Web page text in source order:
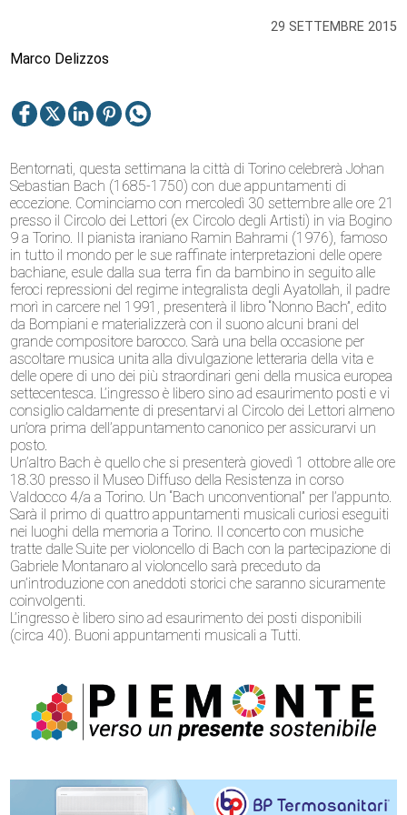
29 SETTEMBRE 2015
Marco Delizzos
Bentornati, questa settimana la città di Torino celebrerà Johan
Sebastian Bach (1685-1750) con due appuntamenti di
eccezione. Cominciamo con mercoledì 30 settembre alle ore 21
presso il Circolo dei Lettori (ex Circolo degli Artisti) in via Bogino
9 a Torino. Il pianista iraniano Ramin Bahrami (1976), famoso
in tutto il mondo per le sue raffinate interpretazioni delle opere
bachiane, esule dalla sua terra fin da bambino in seguito alle
feroci repressioni del regime integralista degli Ayatollah, il padre
morì in carcere nel 1991, presenterà il libro “Nonno Bach”, edito
da Bompiani e materializzerà con il suono alcuni brani del
grande compositore barocco. Sarà una bella occasione per
ascoltare musica unita alla divulgazione letteraria della vita e
delle opere di uno dei più straordinari geni della musica europea
settecentesca. L’ingresso è libero sino ad esaurimento posti e vi
consiglio caldamente di presentarvi al Circolo dei Lettori almeno
un’ora prima dell’appuntamento canonico per assicurarvi un
posto.
Un’altro Bach è quello che si presenterà giovedì 1 ottobre alle ore
18.30 presso il Museo Diffuso della Resistenza in corso
Valdocco 4/a a Torino. Un “Bach unconventional” per l’appunto.
Sarà il primo di quattro appuntamenti musicali curiosi eseguiti
nei luoghi della memoria a Torino. Il concerto con musiche
tratte dalle Suite per violoncello di Bach con la partecipazione di
Gabriele Montanaro al violoncello sarà preceduto da
un’introduzione con aneddoti storici che saranno sicuramente
coinvolgenti.
L’ingresso è libero sino ad esaurimento dei posti disponibili
(circa 40). Buoni appuntamenti musicali a Tutti.